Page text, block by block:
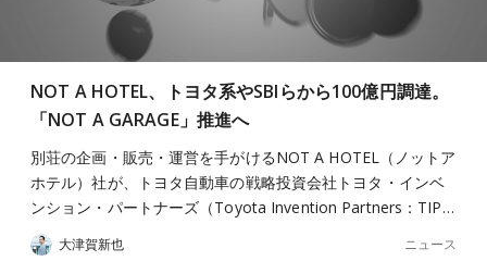
NOT A HOTEL、トヨタ系やSBIらから100億円調達。
「NOT A GARAGE」推進へ
別荘の企画・販売・運営を手がけるNOT A HOTEL（ノットア
ホテル）社が、トヨタ自動車の戦略投資会社トヨタ・インベ
ンション・パートナーズ（Toyota Invention Partners：TIP…
大津賀新也 ニュース